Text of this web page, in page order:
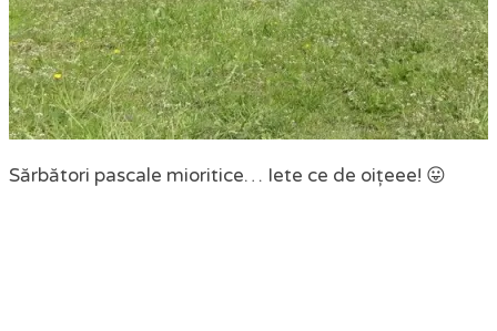
Sărbători pascale mioritice… Iete ce de oițeee! 😛